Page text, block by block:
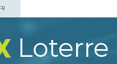
Loterre